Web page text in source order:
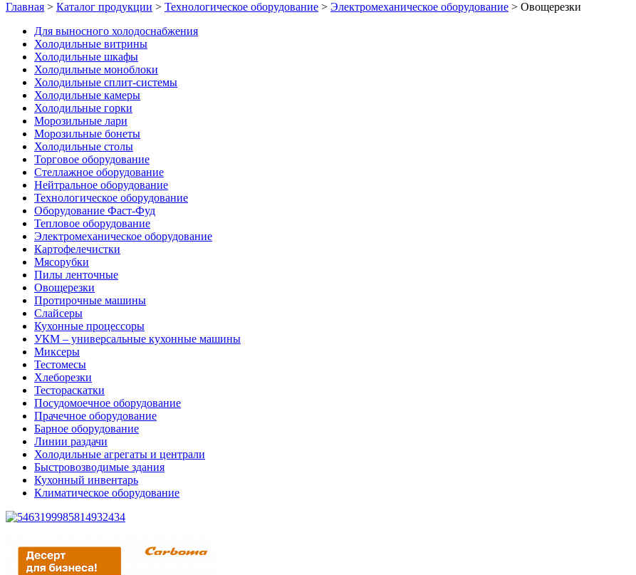
Главная > Каталог продукции > Технологическое оборудование > Электромеханическое оборудование > Овощерезки
Для выносного холодоснабжения
Холодильные витрины
Холодильные шкафы
Холодильные моноблоки
Холодильные сплит-системы
Холодильные камеры
Холодильные горки
Морозильные лари
Морозильные бонеты
Холодильные столы
Торговое оборудование
Стеллажное оборудование
Нейтральное оборудование
Технологическое оборудование
Оборудование Фаст-Фуд
Тепловое оборудование
Электромеханическое оборудование
Картофелечистки
Мясорубки
Пилы ленточные
Овощерезки
Протирочные машины
Слайсеры
Кухонные процессоры
УКМ – универсальные кухонные машины
Миксеры
Тестомесы
Хлеборезки
Тестораскатки
Посудомоечное оборудование
Прачечное оборудование
Барное оборудование
Линии раздачи
Холодильные агрегаты и централи
Быстровозводимые здания
Кухонный инвентарь
Климатическое оборудование